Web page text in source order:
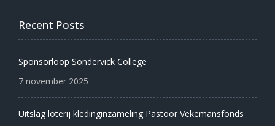
Recent Posts
Sponsorloop Sondervick College
7 november 2025
Uitslag loterij kledinginzameling Pastoor Vekemansfonds